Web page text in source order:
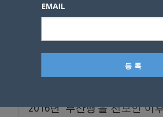
이미 잘 알려진 것처럼 연 감
2016년 ‘부산행’을 선보인 이
EMAIL